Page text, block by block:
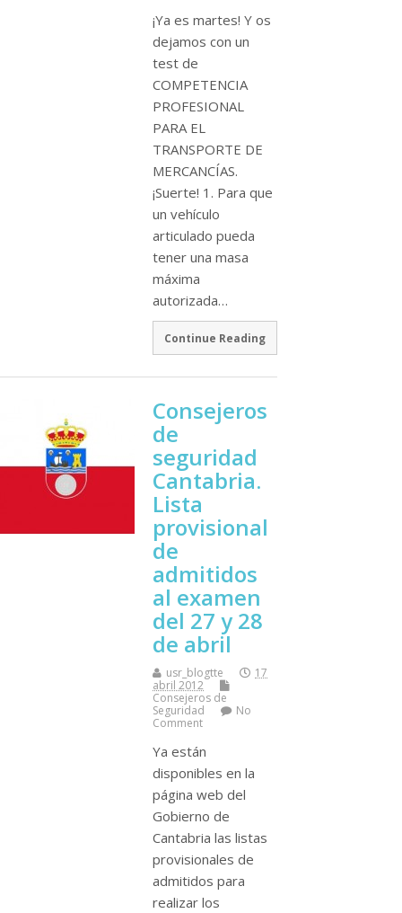
¡Ya es martes! Y os
dejamos con un
test de
COMPETENCIA
PROFESIONAL
PARA EL
TRANSPORTE DE
MERCANCÍAS.
¡Suerte! 1. Para que
un vehí­culo
articulado pueda
tener una masa
máxima
autorizada…
Continue Reading
Consejeros
de
seguridad
Cantabria.
Lista
provisional
de
admitidos
al examen
del 27 y 28
de abril
usr_blogtte
17
abril 2012
Consejeros de
Seguridad
No
Comment
Ya están
disponibles en la
página web del
Gobierno de
Cantabria las listas
provisionales de
admitidos para
realizar los